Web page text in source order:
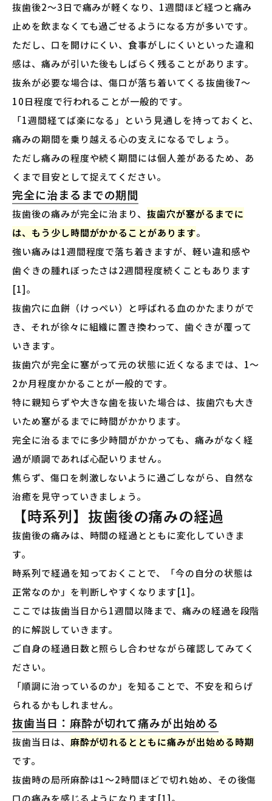
抜歯後2〜3日で痛みが軽くなり、1週間ほど経つと痛み
止めを飲まなくても過ごせるようになる方が多いです。
ただし、口を開けにくい、食事がしにくいといった違和
感は、痛みが引いた後もしばらく残ることがあります。
抜糸が必要な場合は、傷口が落ち着いてくる抜歯後7〜
10日程度で行われることが一般的です。
「1週間経てば楽になる」という見通しを持っておくと、
痛みの期間を乗り越える心の支えになるでしょう。
ただし痛みの程度や続く期間には個人差があるため、あ
くまで目安として捉えてください。
完全に治まるまでの期間
抜歯後の痛みが完全に治まり、抜歯穴が塞がるまでに
は、もう少し時間がかかることがあります。
強い痛みは1週間程度で落ち着きますが、軽い違和感や
歯ぐきの腫れぼったさは2週間程度続くこともあります
[1]。
抜歯穴に血餅（けっぺい）と呼ばれる血のかたまりがで
き、それが徐々に組織に置き換わって、歯ぐきが覆って
いきます。
抜歯穴が完全に塞がって元の状態に近くなるまでは、1〜
2か月程度かかることが一般的です。
特に親知らずや大きな歯を抜いた場合は、抜歯穴も大き
いため塞がるまでに時間がかかります。
完全に治るまでに多少時間がかかっても、痛みがなく経
過が順調であれば心配いりません。
焦らず、傷口を刺激しないように過ごしながら、自然な
治癒を見守っていきましょう。
【時系列】抜歯後の痛みの経過
抜歯後の痛みは、時間の経過とともに変化していきま
す。
時系列で経過を知っておくことで、「今の自分の状態は
正常なのか」を判断しやすくなります[1]。
ここでは抜歯当日から1週間以降まで、痛みの経過を段階
的に解説していきます。
ご自身の経過日数と照らし合わせながら確認してみてく
ださい。
「順調に治っているのか」を知ることで、不安を和らげ
られるかもしれません。
抜歯当日：麻酔が切れて痛みが出始める
抜歯当日は、 麻酔が切れるとともに痛みが出始める時期
です。
抜歯時の局所麻酔は1〜2時間ほどで切れ始め、その後傷